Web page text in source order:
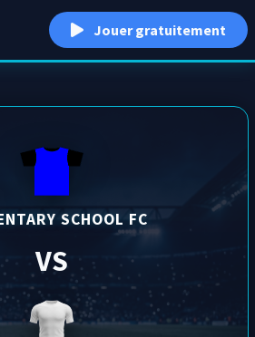
Jouer gratuitement
SCHOOL FC
VS